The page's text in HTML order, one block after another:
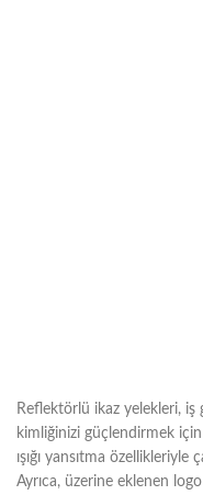
Reflektörlü ikaz yelekleri, iş
kimliğinizi güçlendirmek
ışığı yansıtma özellikleriyle
Ayrıca, üzerine eklenen